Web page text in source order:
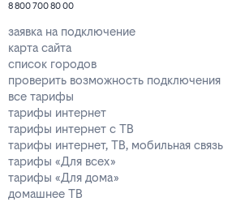
8 800 700 80 00
заявка на подключение
карта сайта
список городов
проверить возможность подключения
все тарифы
тарифы интернет
тарифы интернет с ТВ
тарифы интернет, ТВ, мобильная связь
тарифы «Для всех»
тарифы «Для дома»
домашнее ТВ